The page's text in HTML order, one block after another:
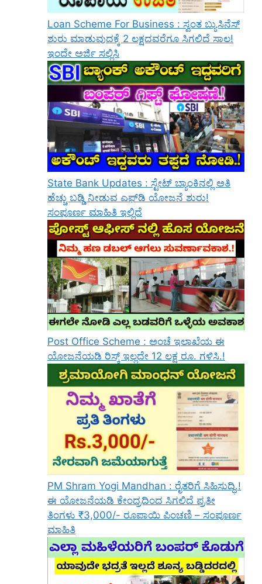
Loan Scheme For Business : ಸ್ವಂತ ಬ್ಯುಸಿನೆಸ್
ಶುರು ಮಾಡುವುದಕ್ಕೆ 2 ಲಕ್ಷದವರೆಗೂ ಸಿಗಲಿದೆ ಸಾಲ!
ಇಂದೇ ಅರ್ಜಿ ಸಲ್ಲಿಸಿ
State Bank Updates : ಸ್ಟೇಟ್ ಬ್ಯಾಂಕಿನಲ್ಲಿ ಅತಿ
ಹೆಚ್ಚು ಬಡ್ಡಿ ನೀಡುವ ಎಫ್‌ಡಿ ಯೋಜನೆ ಶುರು!
ಸಂಪೂರ್ಣ ಮಾಹಿತಿ ಇಲ್ಲಿದೆ
Post Office Scheme : ಅಂಚೆ ಇಲಾಖೆಯ ಈ
ಯೋಜನೆಯಡಿ ರಿಸ್ಕ್‌ ಇಲ್ಲದೇ 12 ಲಕ್ಷ ರೂ. ಗಳಿಸಿ.!
PM Shram Yogi Mandhan : ರೈತರಿಗೆ ಸಿಹಿಸುದ್ಧಿ.!
ಈ ಯೋಜನೆಯಡಿ ಕೇಂದ್ರದಿಂದ ಸಿಗಲಿದೆ ಪ್ರತೀ
ತಿಂಗಳು ₹3,000/- ರೂಪಾಯಿ ಪಿಂಚಣಿ – ಸಂಪೂರ್ಣ
ಮಾಹಿತಿ